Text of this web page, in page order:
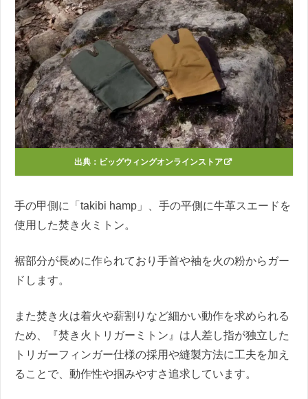
出典： ビッグウィングオンラインストア
手の甲側に「takibi hamp」、手の平側に牛革スエードを
使用した焚き火ミトン。
裾部分が長めに作られており手首や袖を火の粉からガー
ドします。
また焚き火は着火や薪割りなど細かい動作を求められる
ため、『焚き火トリガーミトン』は人差し指が独立した
トリガーフィンガー仕様の採用や縫製方法に工夫を加え
ることで、動作性や掴みやすさ追求しています。